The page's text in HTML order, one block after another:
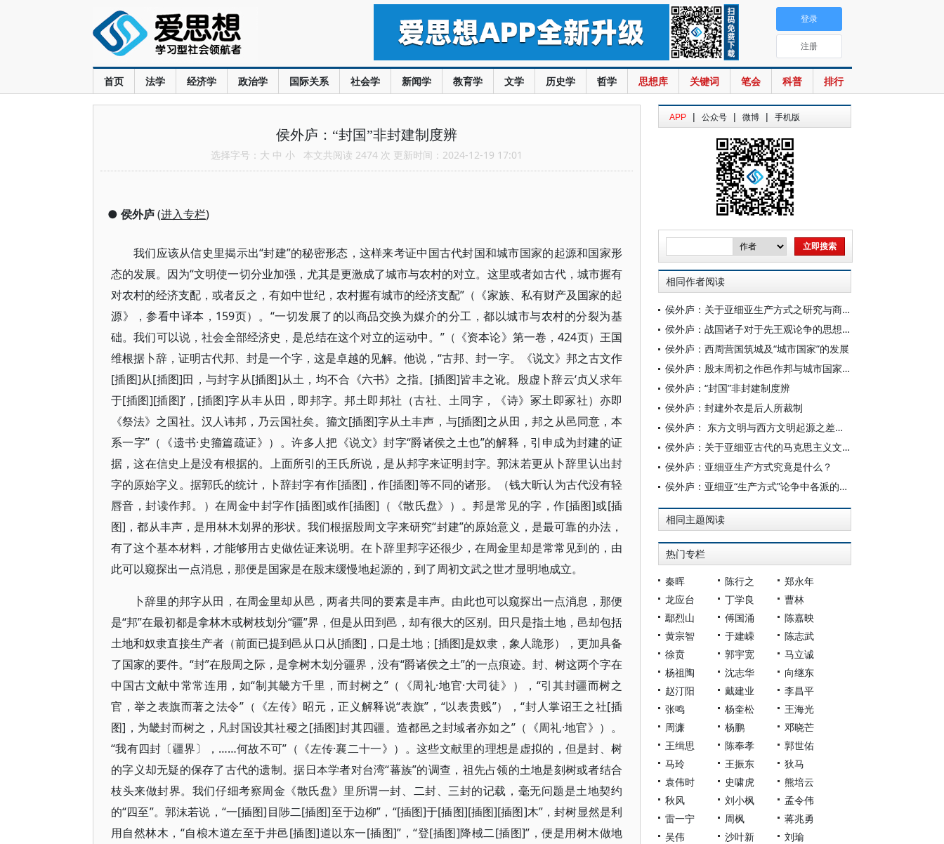
首页 法学 经济学 政治学 国际关系 社会学 新闻学 教育学 文学 历史学 哲学 思想库 关键词 笔会 科普 排行
登录
注册
侯外庐：“封国”非封建制度辨
选择字号： 大 中 小 本文共阅读 2474 次 更新时间：2024-12-19 17:01
● 侯外庐(进入专栏)
我们应该从信史里揭示出“封建”的秘密形态，这样来考证中国古代封国和城市国家的起源和国家形
态的发展。因为“文明使一切分业加强，尤其是更激成了城市与农村的对立。这里或者如古代，城市握有
对农村的经济支配，或者反之，有如中世纪，农村握有城市的经济支配”​（​《家族、私有财产及国家的起
源》​，参看中译本，159页）​。​“一切发展了的以商品交换为媒介的分工，都以城市与农村的分裂为基
础。我们可以说，社会全部经济史，是总结在这个对立的运动中。​”​（​《资本论》第一卷，424页）王国
维根据卜辞，证明古代邦、封是一个字，这是卓越的见解。他说，​“古邦、封一字。​《说文》邦之古文作
[插图]从[插图]田，与封字从[插图]从土，均不合《六书》之指。[插图]皆丰之讹。殷虚卜辞云‘贞乂求年
于[插图][插图]’，[插图]字从丰从田，即邦字。邦土即邦社（古社、土同字，​《诗》冢土即冢社）亦即
《祭法》之国社。汉人讳邦，乃云国社矣。籀文[插图]字从土丰声，与[插图]之从田，邦之从邑同意，本
系一字”​（​《遗书·史籀篇疏证》​）​。许多人把《说文》封字“爵诸侯之土也”的解释，引申成为封建的证
据，这在信史上是没有根据的。上面所引的王氏所说，是从邦字来证明封字。郭沫若更从卜辞里认出封
字的原始字义。据郭氏的统计，卜辞封字有作[插图]，作[插图]等不同的诸形。​（钱大昕认为古代没有轻
唇音，封读作邦。​）在周金中封字作[插图]或作[插图]（​《散氏盘》​）​。邦是常见的字，作[插图]或[插
图]，都从丰声，是用林木划界的形状。我们根据殷周文字来研究“封建”的原始意义，是最可靠的办法，
有了这个基本材料，才能够用古史做佐证来说明。在卜辞里邦字还很少，在周金里却是常常见到的，由
此可以窥探出一点消息，那便是国家是在殷末缓慢地起源的，到了周初文武之世才显明地成立。
卜辞里的邦字从田，在周金里却从邑，两者共同的要素是丰声。由此也可以窥探出一点消息，那便
是“邦”在最初都是拿林木或树枝划分“疆”界，但是从田到邑，却有很大的区别。田只是指土地，邑却包括
土地和奴隶直接生产者（前面已提到邑从口从[插图]，口是土地；[插图]是奴隶，象人跪形）​，更加具备
了国家的要件。“封”在殷周之际，是拿树木划分疆界，没有“爵诸侯之土”的一点痕迹。封、树这两个字在
中国古文献中常常连用，如“制其畿方千里，而封树之”​（​《周礼·地官·大司徒》​）​，​“引其封疆而树之
官，举之表旗而著之法令”​（​《左传》昭元，正义解释说“表旗”​，​“以表贵贱”​）​，​“封人掌诏王之社[插
图]，为畿封而树之，凡封国设其社稷之[插图]封其四疆。造都邑之封域者亦如之”​（​《周礼·地官》​）​。​
“我有四封〔疆界〕，……何故不可”​（​《左传·襄二十一》​）​。这些文献里的理想是虚拟的，但是封、树
的字义却无疑的保存了古代的遗制。据日本学者对台湾“蕃族”的调查，祖先占领的土地是刻树或者结合
枝头来做封界。我们仔细考察周金《散氏盘》里所谓一封、二封、三封的记载，毫无问题是土地契约
的“四至”​。郭沫若说，​“一[插图]目陟二[插图]至于边柳”​，​“[插图]于[插图][插图][插图]木”​，封树显然是利
用自然林木，​“自桹木道左至于井邑[插图]道以东一[插图]”​，​“登[插图]降棫二[插图]”​，便是用树木做地
APP | 公众号 | 微博 | 手机版
相同作者阅读
侯外庐：关于亚细亚生产方式之研究与商榷[1]
侯外庐：战国诸子对于先王观论争的思想线索
侯外庐：西周营国筑城及​“城市国家”的发展
侯外庐：殷末周初之作邑作邦与城市国家的成立
侯外庐：“封国”非封建制度辨
侯外庐：封建外衣是后人所裁制
侯外庐： 东方文明与西方文明起源之差别性
侯外庐：关于亚细亚古代的马克思主义文献
侯外庐：亚细亚生产方式究竟是什么？
侯外庐：亚细亚“生产方式”论争中各派的意见
相同主题阅读
热门专栏
秦晖 陈行之
郑永年
龙应台
丁学良
曹林
鄢烈山
傅国涌
陈嘉映
黄宗智
于建嵘
陈志武
徐贲
郭宇宽
马立诚
杨祖陶
沈志华
向继东
赵汀阳
戴建业
李昌平
张鸣
杨奎松
王海光
周濂
杨鹏
邓晓芒
王缉思
陈奉孝
郭世佑
马玲
王振东
狄马
袁伟时
史啸虎
熊培云
秋风
刘小枫
孟令伟
雷一宁
周枫
蒋兆勇
吴伟
沙叶新
刘瑜